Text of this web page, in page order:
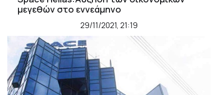
μεγεθών στο εννεάμηνο
29/11/2021, 21:19